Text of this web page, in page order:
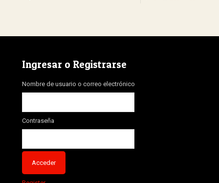
Ingresar o Registrarse
Nombre de usuario o correo electrónico
Contraseña